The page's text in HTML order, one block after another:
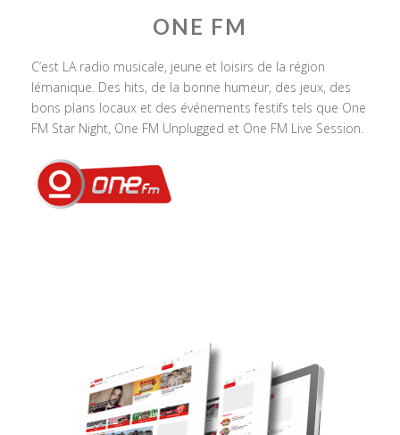
ONE FM
C’est LA radio musicale, jeune et loisirs de la région
lémanique. Des hits, de la bonne humeur, des jeux, des
bons plans locaux et des événements festifs tels que One
FM Star Night, One FM Unplugged et One FM Live Session.